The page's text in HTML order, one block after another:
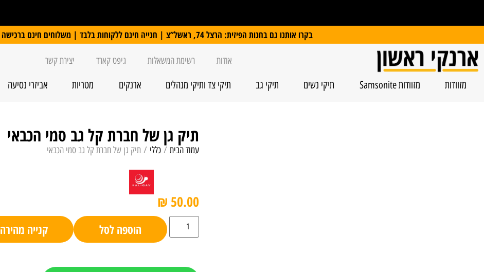
על כל מזוודת Slazenger קבלו משקל דיגיטלי במתנה
בקרו אותנו גם בחנות הפיזית: הרצל 74, ראשל”צ | חנייה חינם ללקוחות בלבד | משלוחים חינם ברכישה מעל 250 ₪
אודות רשימת המשאלות גיפט קארד יצירת קשר
מזוודות מזוודות Samsonite תיקי נשים תיקי גב תיקי צד ותיקי מנהלים ארנקים מטריות אביזרי נסיעה
תיק גן של חברת קל גב סמי הכבאי
עמוד הבית/ כללי / תיק גן של חברת קל גב סמי הכבאי
₪ 50.00
הוספה לסל קנייה מהירה